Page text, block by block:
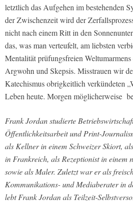
letztlich das Aufgehen im bestehenden
der Zwischenzeit wird der
nicht nach einem Ritt in den
das, was man verteufelt, am liebsten
Mentalität prüfungsfreien Weltumarmens
Argwohn und Skepsis. Misstrauen wir
Katechismus obrigkeitlich verkündeten
Leben heute. Morgen möglicherweise
Frank Jordan studierte
Öffentlichkeitsarbeit und Print-
als Kellner in einem Schweizer Skiort,
in Frankreich, als Rezeptionist in einem
sowie als Maler. Zuletzt war er als
Kommunikations- und Mediaberater in
lebt Frank Jordan als Teilzeit-